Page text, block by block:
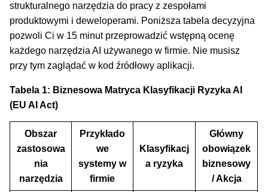
strukturalnego narzędzia do pracy z zespołami
produktowymi i deweloperami. Poniższa tabela decyzyjna
pozwoli Ci w 15 minut przeprowadzić wstępną ocenę
każdego narzędzia AI używanego w firmie. Nie musisz
przy tym zaglądać w kod źródłowy aplikacji.
Tabela 1: Biznesowa Matryca Klasyfikacji Ryzyka AI
(EU AI Act)
Obszar
zastosowa
nia
narzędzia
Przykłado
we
systemy w
firmie
Klasyfikacj
a ryzyka
Główny
obowiązek
biznesowy
/ Akcja